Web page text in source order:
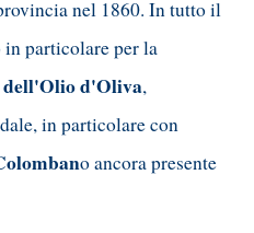
nel 1860. In tutto il
particolare per la
dell'Olio d'Oliva,
in particolare con
o ancora presente